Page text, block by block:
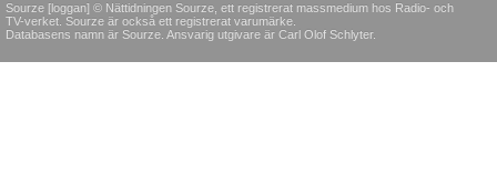
Sourze [loggan] © Nättidningen Sourze, ett registrerat massmedium hos Radio- och
TV-verket. Sourze är också ett registrerat varumärke.
Databasens namn är Sourze. Ansvarig utgivare är Carl Olof Schlyter.